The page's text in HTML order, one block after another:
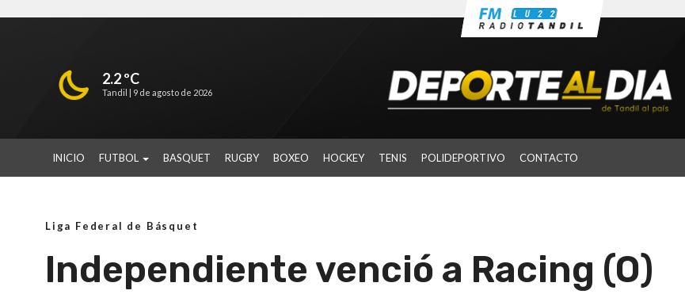
2.2 ºC
Tandil | 9 de agosto de 2026
INICIO FUTBOL BASQUET RUGBY BOXEO HOCKEY TENIS POLIDEPORTIVO CONTACTO
Liga Federal de Básquet
Independiente venció a Racing (O)